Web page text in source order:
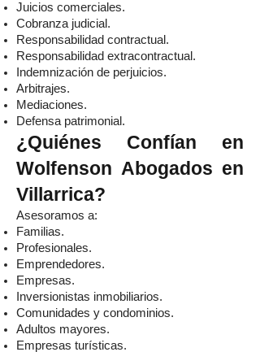
Juicios comerciales.
Cobranza judicial.
Responsabilidad contractual.
Responsabilidad extracontractual.
Indemnización de perjuicios.
Arbitrajes.
Mediaciones.
Defensa patrimonial.
¿Quiénes Confían en
Wolfenson Abogados en
Villarrica?
Asesoramos a:
Familias.
Profesionales.
Emprendedores.
Empresas.
Inversionistas inmobiliarios.
Comunidades y condominios.
Adultos mayores.
Empresas turísticas.